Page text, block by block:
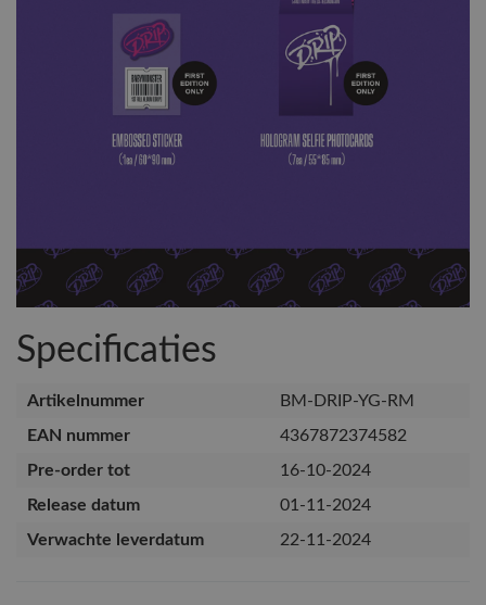
Specificaties
Artikelnummer
BM-DRIP-YG-RM
EAN nummer
4367872374582
Pre-order tot
16-10-2024
Release datum
01-11-2024
Verwachte leverdatum
22-11-2024